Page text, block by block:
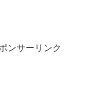
ンサーリンク